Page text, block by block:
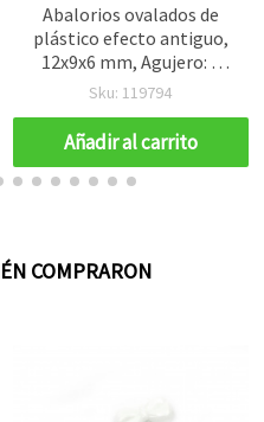
Abalorios ovalados de
plástico efecto antiguo,
12x9x6 mm, Agujero: 1
mm, marrón, 50 g (≈130
Sku: 119794
Añadir al carrito
COMPRARON